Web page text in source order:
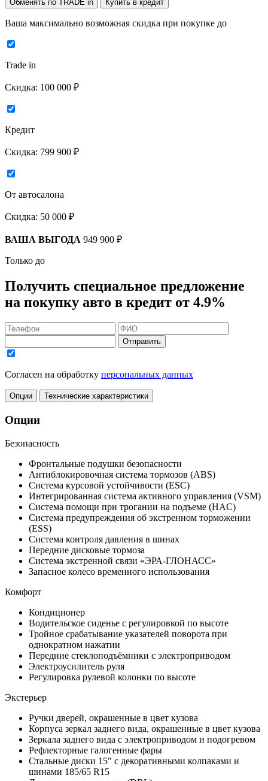
Обменять по TRADE in Купить в кредит
Ваша максимально возможная скидка при покупке до
Trade in
Скидка: 100 000 ₽
Кредит
Скидка: 799 900 ₽
От автосалона
Скидка: 50 000 ₽
ВАША ВЫГОДА 949 900 ₽
Только до
Получить специальное предложение
на покупку авто в кредит от 4.9%
Отправить
Согласен на обработку персональных данных
Опции Технические характеристики
Опции
Безопасность
Фронтальные подушки безопасности
Антиблокировочная система тормозов (ABS)
Система курсовой устойчивости (ESC)
Интегрированная система активного управления (VSM)
Система помощи при трогании на подъеме (HAC)
Система предупреждения об экстренном торможении
(ESS)
Система контроля давления в шинах
Передние дисковые тормоза
Система экстренной связи «ЭРА-ГЛОНАСС»
Запасное колесо временного использования
Комфорт
Кондиционер
Водительское сиденье с регулировкой по высоте
Тройное срабатывание указателей поворота при
однократном нажатии
Передние стеклоподъёмники с электроприводом
Электроусилитель руля
Регулировка рулевой колонки по высоте
Экстерьер
Ручки дверей, окрашенные в цвет кузова
Корпуса зеркал заднего вида, окрашенные в цвет кузова
Зеркала заднего вида с электроприводом и подогревом
Рефлекторные галогенные фары
Стальные диски 15" с декоративными колпаками и
шинами 185/65 R15